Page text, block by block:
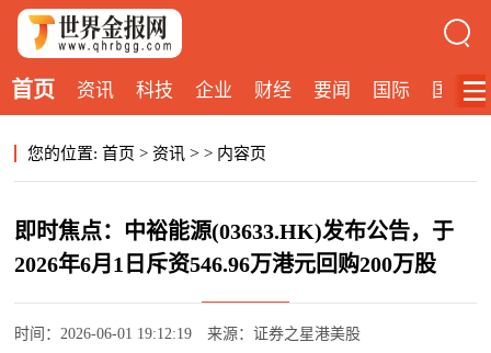
首页 资讯 科技 企业 财经 要闻 国际 国内
您的位置: 首页 > 资讯 > > 内容页
即时焦点：中裕能源(03633.HK)发布公告，于
2026年6月1日斥资546.96万港元回购200万股
时间：2026-06-01 19:12:19 来源：证券之星港美股